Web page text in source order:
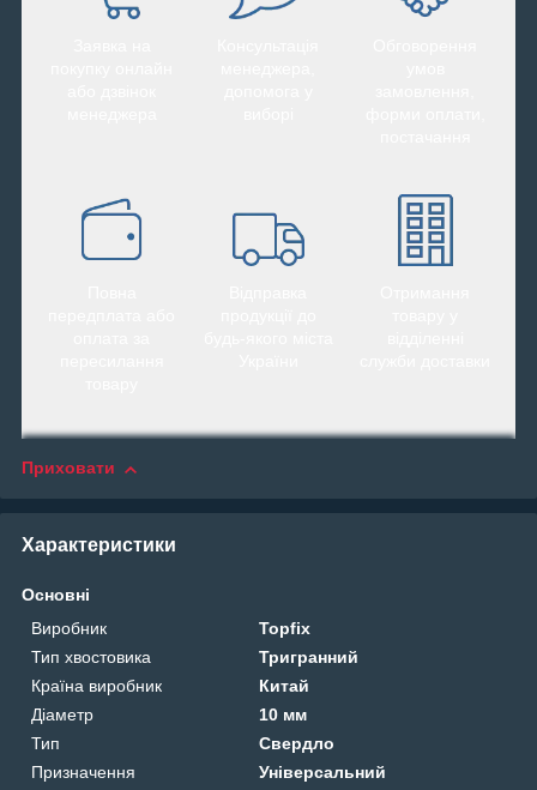
Приховати
Характеристики
Основні
Виробник
Topfix
Тип хвостовика
Тригранний
Країна виробник
Китай
Діаметр
10 мм
Тип
Свердло
Призначення
Універсальний